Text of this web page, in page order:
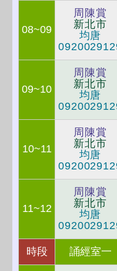
08~09
周陳賞
新北市
均唐
09~10
周陳賞
新北市
均唐
10~11
周陳賞
新北市
均唐
11~12
周陳賞
新北市
均唐
時段 誦經室一